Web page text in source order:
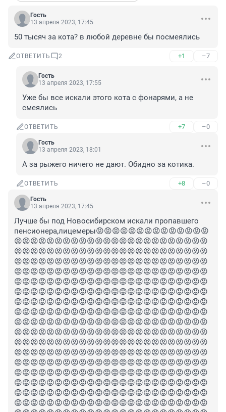
Гость
13 апреля 2023, 17:45
50 тысяч за кота? в любой деревне бы посмеялись
ОТВЕТИТЬ 2 +1 –7
Гость
13 апреля 2023, 17:55
Уже бы все искали этого кота с фонарями, а не
смеялись
ОТВЕТИТЬ +7 –0
Гость
13 апреля 2023, 18:01
А за рыжего ничего не дают. Обидно за котика.
ОТВЕТИТЬ +8 –0
Гость
13 апреля 2023, 17:45
Лучше бы под Новосибирском искали пропавшего
пенсионера,лицемеры😡😡😡😡😡😡😡😡😡😡😡😡😡😡
😡😡😡😡😡😡😡😡😡😡😡😡😡😡😡😡😡😡😡😡😡😡😡😡
😡😡😡😡😡😡😡😡😡😡😡😡😡😡😡😡😡😡😡😡😡😡😡😡
😡😡😡😡😡😡😡😡😡😡😡😡😡😡😡😡😡😡😡😡😡😡😡😡
😡😡😡😡😡😡😡😡😡😡😡😡😡😡😡😡😡😡😡😡😡😡😡😡
😡😡😡😡😡😡😡😡😡😡😡😡😡😡😡😡😡😡😡😡😡😡😡😡
😡😡😡😡😡😡😡😡😡😡😡😡😡😡😡😡😡😡😡😡😡😡😡😡
😡😡😡😡😡😡😡😡😡😡😡😡😡😡😡😡😡😡😡😡😡😡😡😡
😡😡😡😡😡😡😡😡😡😡😡😡😡😡😡😡😡😡😡😡😡😡😡😡
😡😡😡😡😡😡😡😡😡😡😡😡😡😡😡😡😡😡😡😡😡😡😡😡
😡😡😡😡😡😡😡😡😡😡😡😡😡😡😡😡😡😡😡😡😡😡😡😡
😡😡😡😡😡😡😡😡😡😡😡😡😡😡😡😡😡😡😡😡😡😡😡😡
😡😡😡😡😡😡😡😡😡😡😡😡😡😡😡😡😡😡😡😡😡😡😡😡
😡😡😡😡😡😡😡😡😡😡😡😡😡😡😡😡😡😡😡😡😡😡😡😡
😡😡😡😡😡😡😡😡😡😡😡😡😡😡😡😡😡😡😡😡😡😡😡😡
😡😡😡😡😡😡😡😡😡😡😡😡😡😡😡😡😡😡😡😡😡😡😡😡
😡😡😡😡😡😡😡😡😡😡😡😡😡😡😡😡😡😡😡😡😡😡😡😡
😡😡😡😡😡😡😡😡😡😡😡😡😡😡😡😡😡😡😡😡😡😡😡😡